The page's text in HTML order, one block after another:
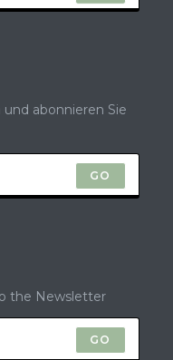
abonnieren Sie
GO
the Newsletter
GO